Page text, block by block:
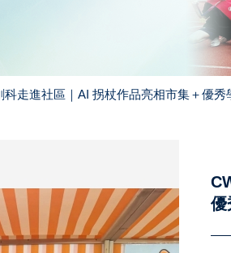
聯絡我們
Fun
資
推
彩虹
科走進社區｜AI 拐杖作品亮相市集＋優秀
優